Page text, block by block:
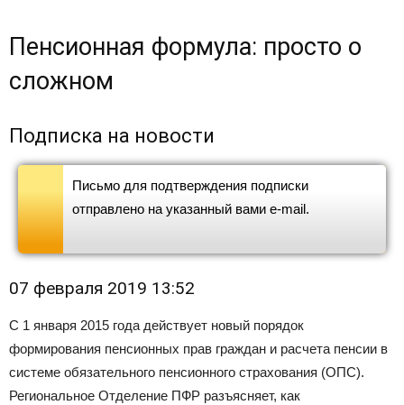
Пенсионная формула: просто о
сложном
Подписка на новости
Письмо для подтверждения подписки
отправлено на указанный вами e-mail.
07 февраля 2019 13:52
С 1 января 2015 года действует новый порядок
формирования пенсионных прав граждан и расчета пенсии в
системе обязательного пенсионного страхования (ОПС).
Региональное Отделение ПФР разъясняет, как